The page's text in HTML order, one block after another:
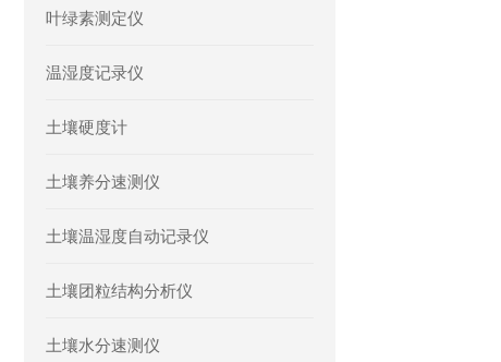
叶绿素测定仪
温湿度记录仪
土壤硬度计
土壤养分速测仪
土壤温湿度自动记录仪
土壤团粒结构分析仪
土壤水分速测仪